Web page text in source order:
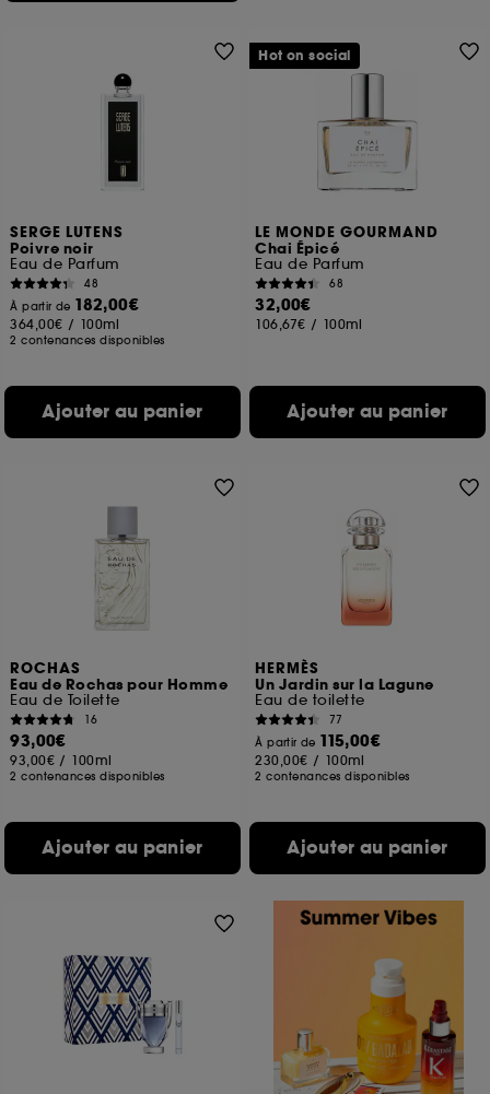
SERGE LUTENS
Poivre noir
Eau de Parfum
48
À partir de 182,00€
364,00€ / 100ml
2 contenances disponibles
Ajouter au panier
LE MONDE GOURMAND
Chai Épicé
Eau de Parfum
68
32,00€
106,67€ / 100ml
Ajouter au panier
Hot on social
ROCHAS
Eau de Rochas pour Homme
Eau de Toilette
16
93,00€
93,00€ / 100ml
2 contenances disponibles
Ajouter au panier
HERMÈS
Un Jardin sur la Lagune
Eau de toilette
77
À partir de 115,00€
230,00€ / 100ml
2 contenances disponibles
Ajouter au panier